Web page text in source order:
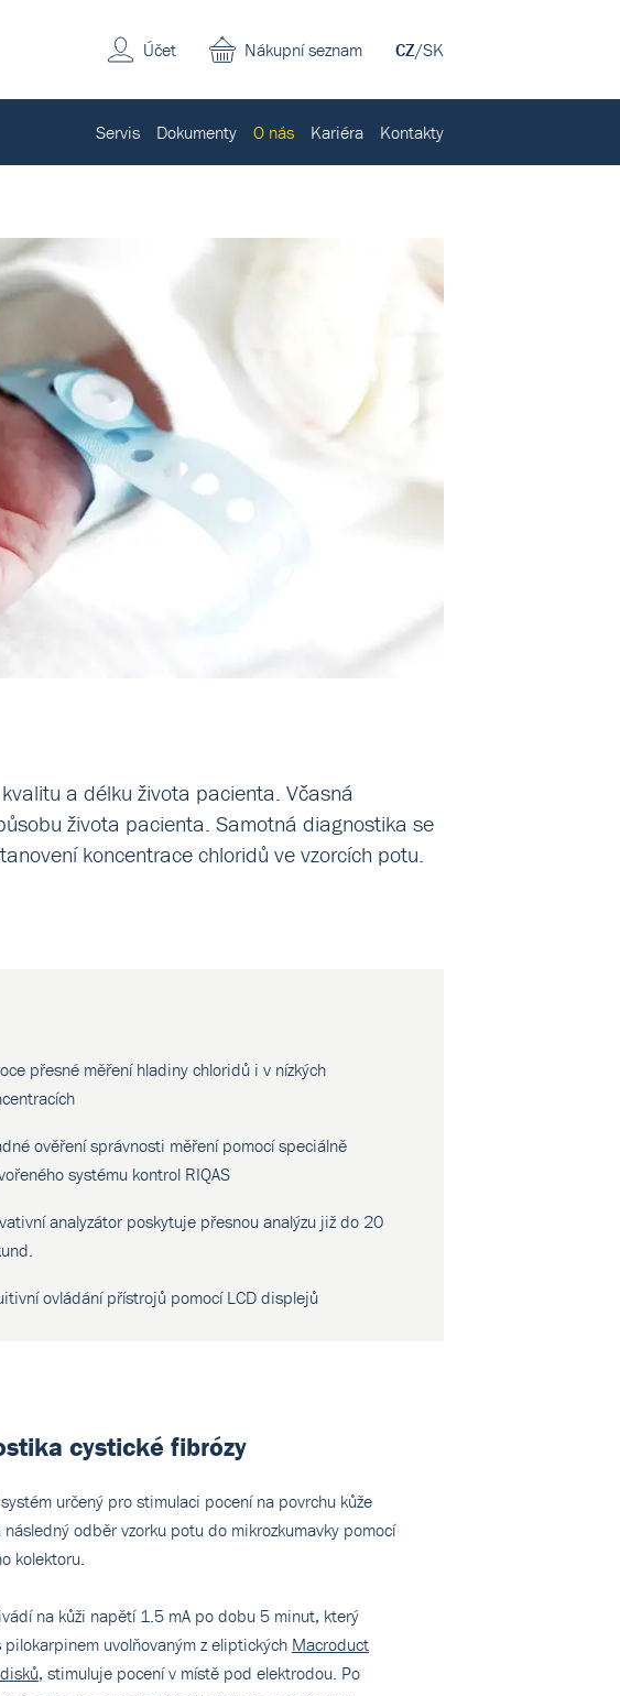
CZ/SK
Nákupní seznam
Účet
Servis Dokumenty O nás Kariéra Kontakty
a délku života pacienta. Včasná
života pacienta. Samotná diagnostika se
koncentrace chloridů ve vzorcích potu.
přesné měření hladiny chloridů i v nízkých
ověření správnosti měření pomocí speciálně
systému kontrol RIQAS
analyzátor poskytuje přesnou analýzu již do 20
ovládání přístrojů pomocí LCD displejů
cystické fibrózy
určený pro stimulaci pocení na povrchu kůže
odběr vzorku potu do mikrozkumavky pomocí
kolektoru.
na kůži napětí 1.5 mA po dobu 5 minut, který
pilokarpinem uvolňovaným z eliptických Macroduct
, stimuluje pocení v místě pod elektrodou. Po